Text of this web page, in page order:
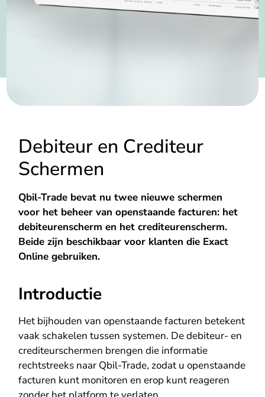
Debiteur en Crediteur
Schermen
Qbil-Trade bevat nu twee nieuwe schermen
voor het beheer van openstaande facturen: het
debiteurenscherm en het crediteurenscherm.
Beide zijn beschikbaar voor klanten die Exact
Online gebruiken.
Introductie
Het bijhouden van openstaande facturen betekent
vaak schakelen tussen systemen. De debiteur- en
crediteurschermen brengen die informatie
rechtstreeks naar Qbil-Trade, zodat u openstaande
facturen kunt monitoren en erop kunt reageren